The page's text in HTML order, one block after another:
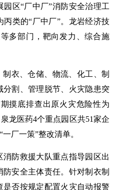
区“厂中厂”消防安全治理工
类的“厂中厂”。 龙岩经济技
多部门，靶向发力、综合施
衣、仓储、物流、化工、制
割、管理脱节、火灾隐患突
摸底排查出原火灾危险性为
龙医药4个重点园区共51家企
厂一策”整改清单。
消防救援大队重点指导园区出
安全主体责任。针对制衣制
是否按规定配置火灾自动报警